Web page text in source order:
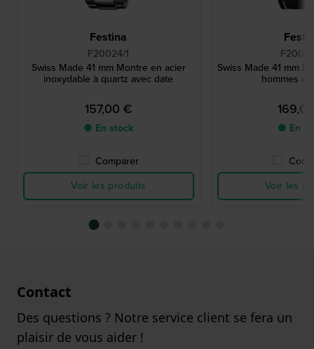
Festina
F20024/1
Swiss Made 41 mm Montre en acier
inoxydable à quartz avec date
157,00 €
● En stock
Comparer
Voir les produits
Swiss Made 41 mm
hommes
● En
Voir les
Contact
Des questions ? Notre service client se fera un
plaisir de vous aider !